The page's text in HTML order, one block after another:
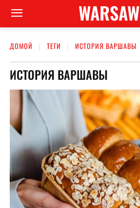
WARSAW
ДОМОЙ ТЕГИ ИСТОРИЯ ВАРШАВЫ
ИСТОРИЯ ВАРШАВЫ